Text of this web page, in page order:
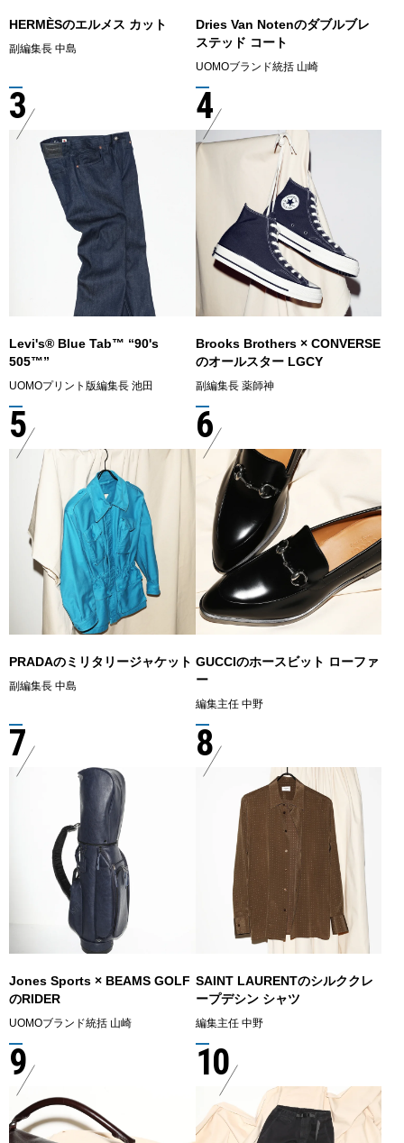
HERMÈSのエルメス カット
副編集長 中島
Dries Van Notenのダブルブレ
ステッド コート
UOMOブランド統括 山崎
3
Levi's® Blue Tab™ “90's
505™”
UOMOプリント版編集長 池田
4
Brooks Brothers × CONVERSE
のオールスター LGCY
副編集長 薬師神
5
PRADAのミリタリージャケット
副編集長 中島
6
GUCCIのホースビット ローファ
ー
編集主任 中野
7
Jones Sports × BEAMS GOLF
のRIDER
UOMOブランド統括 山崎
8
SAINT LAURENTのシルククレ
ープデシン シャツ
編集主任 中野
9 10